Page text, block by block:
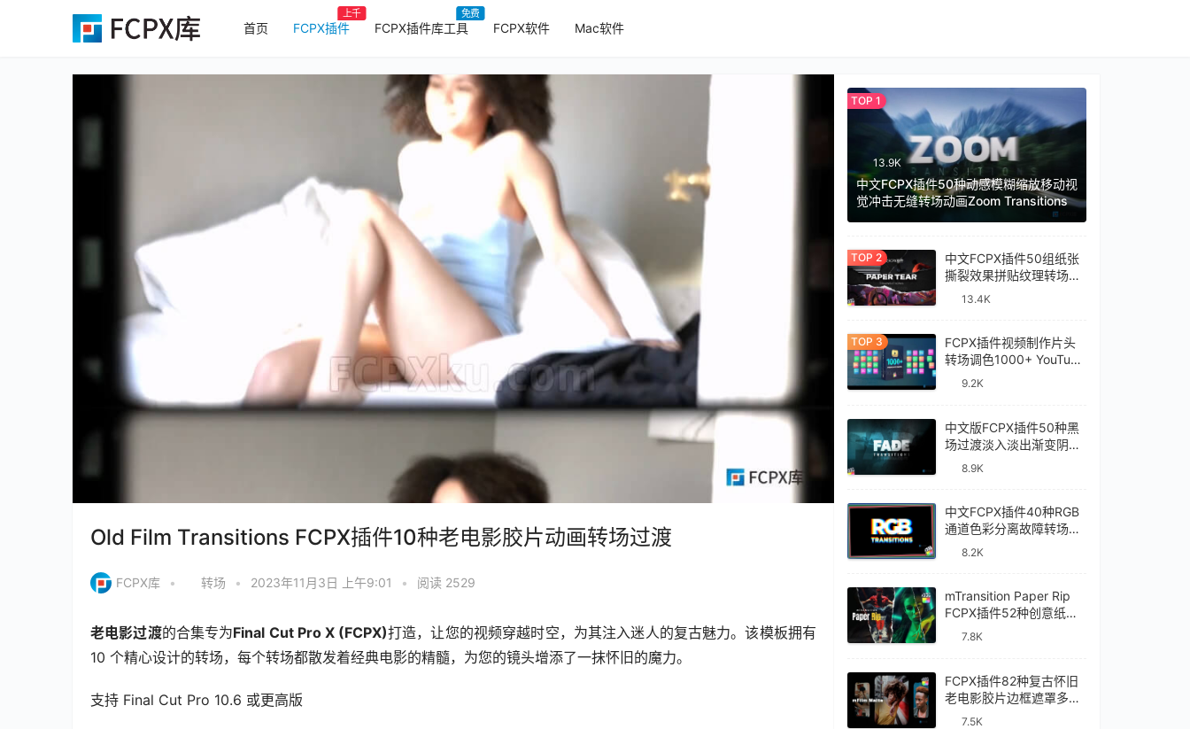
首页 FCPX插件
上千
FCPX插件库工具
免费
FCPX软件 Mac软件
Old Film Transitions FCPX插件10种老电影胶片动画转场过渡
FCPX库 • 转场 • 2023年11月3日 上午9:01 • 阅读 2529
老电影过渡的合集专为Final Cut Pro X (FCPX)打造，让您的视频穿越时空，为其注入迷人的复古魅力。该模板拥有
10 个精心设计的转场，每个转场都散发着经典电影的精髓，为您的镜头增添了一抹怀旧的魔力。
支持 Final Cut Pro 10.6 或更高版
13.9K
中文FCPX插件50种动感模糊缩放移动视
觉冲击无缝转场动画Zoom Transitions
中文FCPX插件50组纸张
撕裂效果拼贴纹理转场过
渡预设Paper Tear
13.4K
FCPX插件视频制作片头
转场调色1000+ YouTube
Library
9.2K
中文版FCPX插件50种黑
场过渡淡入淡出渐变阴影
视频转场Fade
8.9K
中文FCPX插件40种RGB
通道色彩分离故障转场过
渡RGB Transitions
8.2K
mTransition Paper Rip
FCPX插件52种创意纸张
撕裂动画过渡转场效果
7.8K
FCPX插件82种复古怀旧
老电影胶片边框遮罩多画
面分屏效果mFilm Matte
7.5K